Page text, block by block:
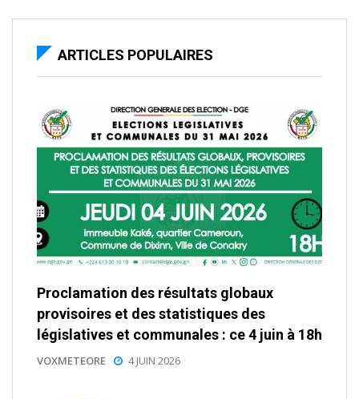
ARTICLES POPULAIRES
Proclamation des résultats globaux
provisoires et des statistiques des
législatives et communales : ce 4 juin à 18h
VOXMETEORE 4 JUIN 2026